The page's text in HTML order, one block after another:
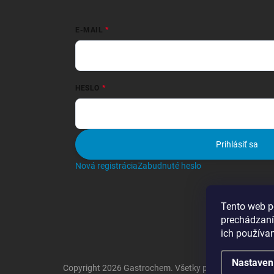
Tento web
ich
E-MAIL
HESLO
Prihlásiť sa
Nová registráciaZabudnuté heslo
Copyright 2026 Gastrochem. Všetky práva vyhradené.